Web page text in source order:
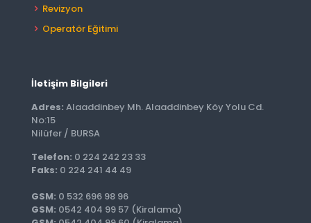
Revizyon
Operatör Eğitimi
İletişim Bilgileri
Adres: Alaaddinbey Mh. Alaaddinbey Köy Yolu Cd.
No:15
Nilüfer / BURSA
Telefon: 0 224 242 23 33
Faks: 0 224 241 44 49
GSM: 0 532 696 98 96
GSM: 0542 404 99 57 (Kiralama)